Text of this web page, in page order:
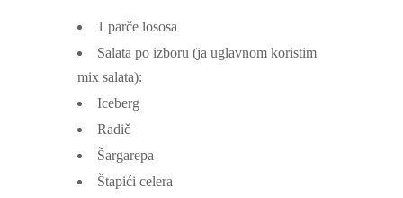
1 parče lososa
Salata po izboru (ja uglavnom koristim
mix salata):
Iceberg
Radič
Šargarepa
Štapići celera